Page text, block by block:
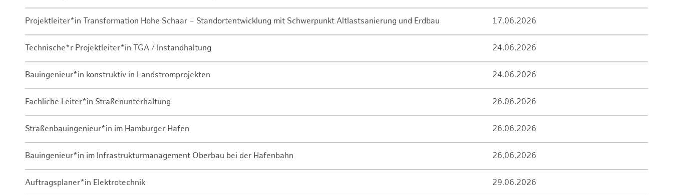
Projektleiter*in Transformation Hohe Schaar – Standortentwicklung mit Schwerpunkt Altlastsanierung und Erdbau 17.06.2026
Technische*r Projektleiter*in TGA / Instandhaltung 24.06.2026
Bauingenieur*in konstruktiv in Landstromprojekten 24.06.2026
Fachliche Leiter*in Straßenunterhaltung 26.06.2026
Straßenbauingenieur*in im Hamburger Hafen 26.06.2026
Bauingenieur*in im Infrastrukturmanagement Oberbau bei der Hafenbahn 26.06.2026
Auftragsplaner*in Elektrotechnik 29.06.2026